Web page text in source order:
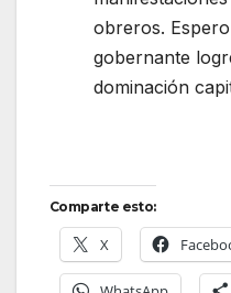
obreros.
gobernante
dominación
Comparte esto:
X